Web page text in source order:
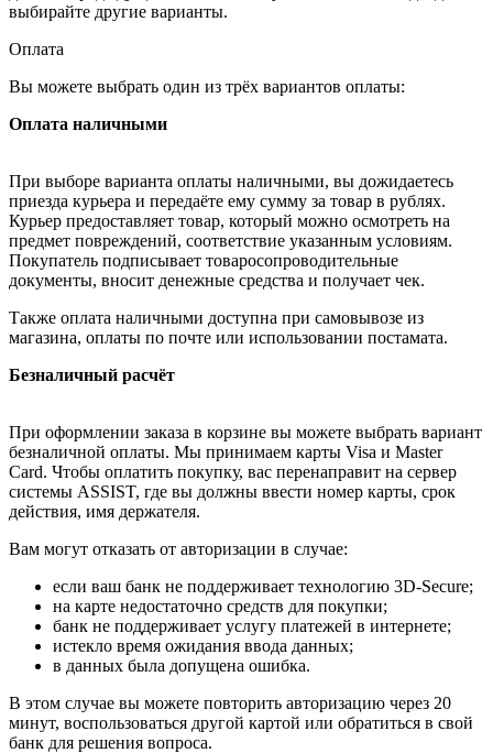
выбирайте другие варианты.
Оплата
Вы можете выбрать один из трёх вариантов оплаты:
Оплата наличными
При выборе варианта оплаты наличными, вы дожидаетесь
приезда курьера и передаёте ему сумму за товар в рублях.
Курьер предоставляет товар, который можно осмотреть на
предмет повреждений, соответствие указанным условиям.
Покупатель подписывает товаросопроводительные
документы, вносит денежные средства и получает чек.
Также оплата наличными доступна при самовывозе из
магазина, оплаты по почте или использовании постамата.
Безналичный расчёт
При оформлении заказа в корзине вы можете выбрать вариант
безналичной оплаты. Мы принимаем карты Visa и Master
Card. Чтобы оплатить покупку, вас перенаправит на сервер
системы ASSIST, где вы должны ввести номер карты, срок
действия, имя держателя.
Вам могут отказать от авторизации в случае:
если ваш банк не поддерживает технологию 3D-Secure;
на карте недостаточно средств для покупки;
банк не поддерживает услугу платежей в интернете;
истекло время ожидания ввода данных;
в данных была допущена ошибка.
В этом случае вы можете повторить авторизацию через 20
минут, воспользоваться другой картой или обратиться в свой
банк для решения вопроса.